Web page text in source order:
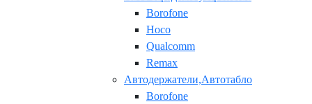
Borofone
Hoco
Qualcomm
Remax
Автодержатели,Автотабло
Borofone